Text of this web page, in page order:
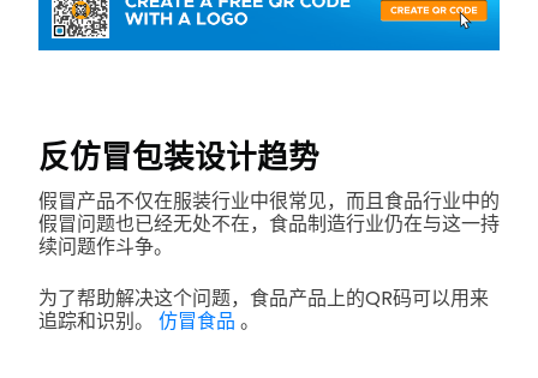
反仿冒包装设计趋势
假冒产品不仅在服装行业中很常见，而且食品行业中的
假冒问题也已经无处不在，食品制造行业仍在与这一持
续问题作斗争。
为了帮助解决这个问题，食品产品上的QR码可以用来
追踪和识别。 仿冒食品 。